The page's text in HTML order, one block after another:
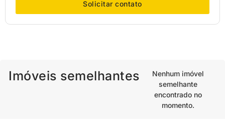
Solicitar contato
Imóveis semelhantes
Nenhum imóvel
semelhante
encontrado no
momento.